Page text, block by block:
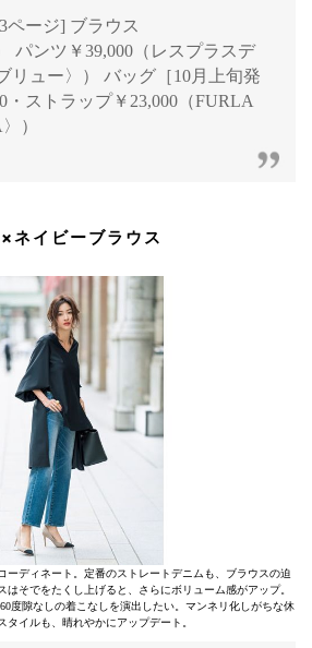
ページ] ブラウス
パンツ￥39,000（レスプラスデ
リュー〉） バッグ［10月上旬発
・ストラップ￥23,000（FURLA
）
ネイビーブラウス
ーディネート。定番のストレートデニムも、ブラウスの迫
はそでをたくし上げると、さらにボリューム感がアップ。
度隙なしの着こなしを演出したい。マンネリ化しがちな休
タイルも、晴れやかにアップデート。